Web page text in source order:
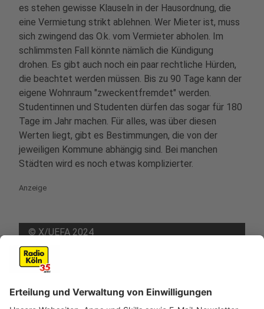
es stehen gewisse Klauseln in der Hausordnung, die
eine Vermietung strikt ablehnen. Wer Mieter ist, muss
sich zwingend das O.k. vom Vermieter abholen. Im
schlimmsten Fall könnte nämlich die Kündigung
drohen. Es gibt auch noch ein paar rechtliche Hürden,
die beachtet werden müssen. Bis zu 90 Tage kann der
eigene Wohnraum "zweckentfremdet" werden.
Studentinnen und Studenten dürfen das sogar für 180
Tage im Jahr machen. Für alles, was über diesen
Werten liegt, gibt es Bestimmungen, die von der
jeweiligen Kommune abhängig sind. Bei manchen
Städten wird es noch etwas komplizierter.
Anzeige
© X/UEFA 2024
Anzeige
Wohnraum-ID für bestimmte Städte -